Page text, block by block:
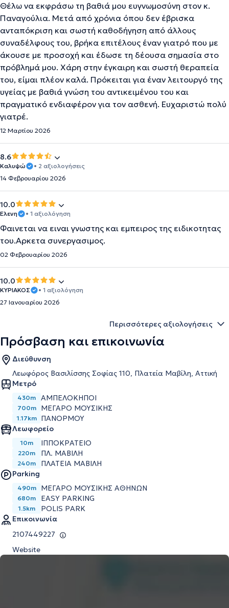
Θέλω να εκφράσω τη βαθιά μου ευγνωμοσύνη στον κ.
Παναγούλια. Μετά από χρόνια όπου δεν έβρισκα
ανταπόκριση και σωστή καθοδήγηση από άλλους
συναδέλφους του, βρήκα επιτέλους έναν γιατρό που με
άκουσε με προσοχή και έδωσε τη δέουσα σημασία στο
πρόβλημά μου. Χάρη στην έγκαιρη και σωστή θεραπεία
του, είμαι πλέον καλά. Πρόκειται για έναν λειτουργό της
υγείας με βαθιά γνώση του αντικειμένου του και
πραγματικό ενδιαφέρον για τον ασθενή. Ευχαριστώ πολύ
γιατρέ.
12 Μαρτίου 2026
8.6
Καλυψώ
• 2 αξιολογήσεις
14 Φεβρουαρίου 2026
10.0
Ελενη • 1 αξιολόγηση
Φαινεται να ειναι γνωστης και εμπειρος της ειδικοτητας
του.Αρκετα συνεργασιμος.
02 Φεβρουαρίου 2026
10.0
ΚΥΡΙΑΚΟΣ
• 1 αξιολόγηση
27 Ιανουαρίου 2026
Περισσότερες αξιολογήσεις
Πρόσβαση και επικοινωνία
Διεύθυνση
Λεωφόρος Βασιλίσσης Σοφίας 110, Πλατεία Μαβίλη, Αττική
Μετρό
430m ΑΜΠΕΛΌΚΗΠΟΙ
700m ΜΈΓΑΡΟ ΜΟΥΣΙΚΉΣ
1.17km ΠΑΝΌΡΜΟΥ
Λεωφορείο
10m ΙΠΠΟΚΡΑΤΕΙΟ
220m ΠΛ. ΜΑΒΙΛΗ
240m
ΠΛΑΤΕΙΑ ΜΑΒΙΛΗ
Parking
490m ΜΕΓΆΡΟ ΜΟΥΣΙΚΉΣ ΑΘΗΝΏΝ
680m EASY PARKING
1.5km
POLIS PARK
Επικοινωνία
2107449227
Website